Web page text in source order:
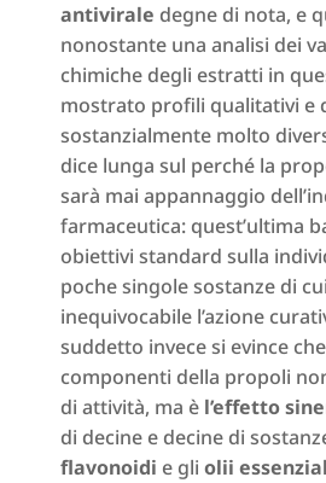
antivirale degne di nota, e
nonostante una analisi dei
chimiche degli estratti in
mostrato profili qualitativi e
sostanzialmente molto
dice lunga sul perché la
sarà mai appannaggio
farmaceutica: quest’ultima
obiettivi standard sulla
poche singole sostanze di
inequivocabile l’azione
suddetto invece si evince
componenti della propoli
di attività, ma è l’effetto
di decine e decine di
flavonoidi e gli olii